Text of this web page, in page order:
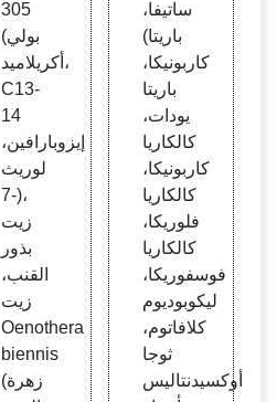
305
(بولي
أكريلاميد،
C13-
14
إيزوبارافين،
لوريث
-7)،
زيت
بذور
القنب،
زيت
Oenothera
biennis
(زهرة
ساتيفا،
باريتا)
كاربونيكا،
باريتا
يودات،
كالكاريا
كاربونيكا،
كالكاريا
فلوريكا،
كالكاريا
فوسفوريكا،
ليكوبوديوم
كلافاتوم،
ثوجا
أوكسيدنتاليس